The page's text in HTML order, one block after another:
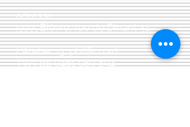
adresse:
5555 Bièvre, rue de Dinant 41
L'Atelier 13, phil&co srl
TVA: BE0461 089 894